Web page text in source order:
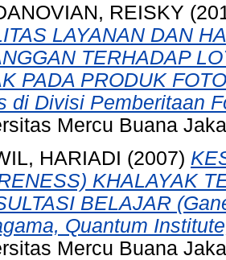
REISKY
LAYANAN DAN
TERHADAP
PADA PRODUK
di Divisi Pemberitaan
Mercu Buana
HARIADI (2007)
KHALAYAK
BELAJAR
Quantum
Mercu Buana